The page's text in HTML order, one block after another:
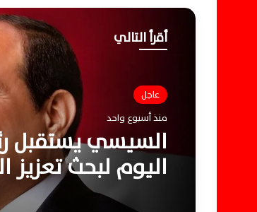
أقرأ التالي
عاجل
منذ أسبوع واحد
السيسي يستقبل
اليوم لبحث تعزيز
الإقليمية المشتركة